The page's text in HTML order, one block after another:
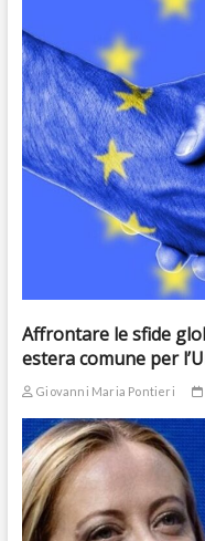
Affrontare le sfide
estera comune per
Giovanni Maria Pontieri